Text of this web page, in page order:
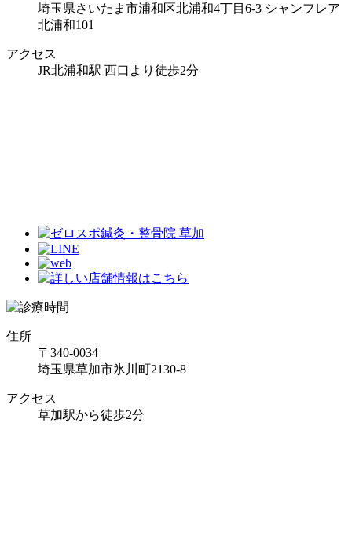
埼玉県さいたま市浦和区北浦和4丁目6-3 シャンフレア
北浦和101
アクセス
JR北浦和駅 西口より徒歩2分
住所
〒340-0034
埼玉県草加市氷川町2130-8
アクセス
草加駅から徒歩2分